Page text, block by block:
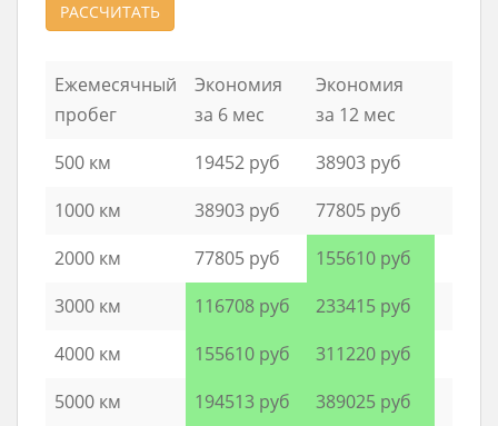
РАССЧИТАТЬ
Ежемесячный
пробег
Экономия
за 6 мес
Экономия
за 12 мес
500 км
19452 руб
38903 руб
1000 км
38903 руб
77805 руб
2000 км
77805 руб
155610 руб
3000 км
116708 руб
233415 руб
4000 км
155610 руб
311220 руб
5000 км
194513 руб 389025 руб